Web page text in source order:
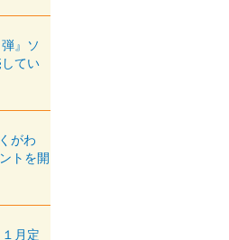
』ソ
てい
がわ
トを開
月定